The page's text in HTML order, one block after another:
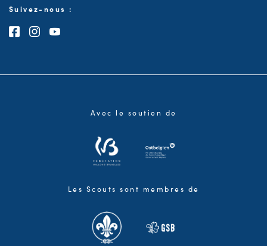
Suivez-nous :
Consultez notre page Facebook
Consultez notre page Instagram
Consultez notre chaîne Youtube
Avec le soutien de
Les Scouts sont membres de